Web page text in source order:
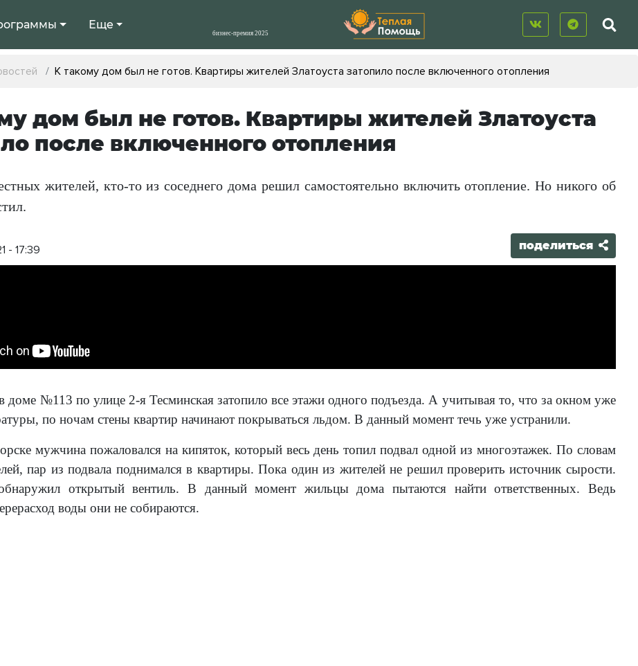
Еще
К такому дом был не готов. Квартиры жителей Златоуста затопило после включенного отопления
дом был не готов. Квартиры жителей Златоуста
после включенного отопления
жителей, кто-то из соседнего дома решил самостоятельно включить отопление. Но никого об
- 17:39 поделиться
доме №113 по улице 2-я Тесминская затопило все этажи одного подъезда. А учитывая то, что за окном уже
по ночам стены квартир начинают покрываться льдом. В данный момент течь уже устранили.
мужчина пожаловался на кипяток, который весь день топил подвал одной из многоэтажек. По словам
пар из подвала поднимался в квартиры. Пока один из жителей не решил проверить источник сырости.
открытый вентиль. В данный момент жильцы дома пытаются найти ответственных. Ведь
воды они не собираются.